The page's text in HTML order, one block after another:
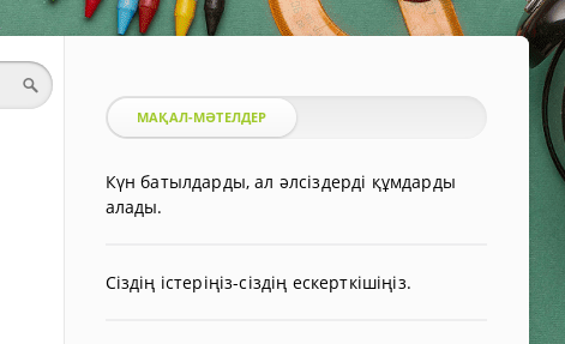
МАҚАЛ-МӘТЕЛДЕР
Күн батылдарды, ал әлсіздерді құмдарды
алады.
Сіздің істеріңіз-сіздің ескерткішіңіз.